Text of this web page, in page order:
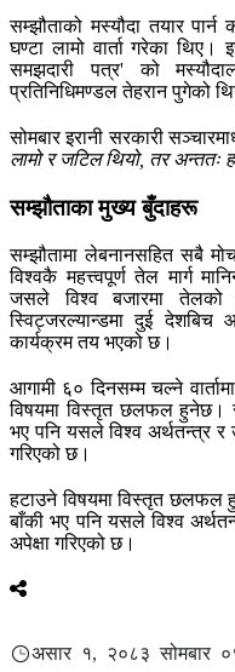
सम्झौताको मस्यौदा तयार
घण्टा लामो वार्ता गरेका थिए।
समझदारी पत्र' को
प्रतिनिधिमण्डल तेहरान पुगेको
सोमबार इरानी सरकारी
लामो र जटिल थियो, तर अन्ततः
सम्झौताका मुख्य बुँदाहरू
सम्झौतामा लेबनानसहित सबै
विश्वकै महत्त्वपूर्ण तेल मार्ग
जसले विश्व बजारमा तेलको
स्विट्जरल्यान्डमा दुई देशबिच
कार्यक्रम तय भएको छ।
आगामी ६० दिनसम्म चल्ने
विषयमा विस्तृत छलफल हुनेछ।
भए पनि यसले विश्व अर्थतन्त्र र
गरिएको छ।
हटाउने विषयमा विस्तृत छलफल
बाँकी भए पनि यसले विश्व
अपेक्षा गरिएको छ।
असार १, २०८३ सोमबार